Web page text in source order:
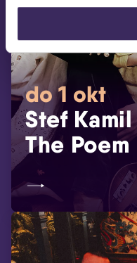
do 1 okt
Stef
The Poem